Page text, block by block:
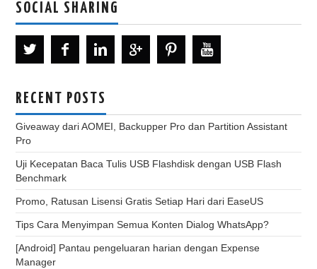
SOCIAL SHARING
RECENT POSTS
Giveaway dari AOMEI, Backupper Pro dan Partition Assistant
Pro
Uji Kecepatan Baca Tulis USB Flashdisk dengan USB Flash
Benchmark
Promo, Ratusan Lisensi Gratis Setiap Hari dari EaseUS
Tips Cara Menyimpan Semua Konten Dialog WhatsApp?
[Android] Pantau pengeluaran harian dengan Expense
Manager